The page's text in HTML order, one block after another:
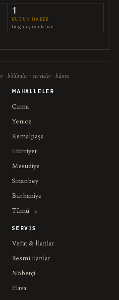
1
BUGÜN HABER
bugün yayınlanan
· bölümler · servisler · künye
MAHALLELER
Cuma
Yenice
Kemalpaşa
Hürriyet
Mesudiye
Sinanbey
Burhaniye
Tümü →
SERVIS
Vefat & İlanlar
Resmî ilanlar
Nöbetçi
Hava